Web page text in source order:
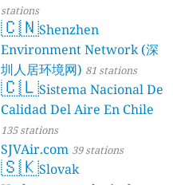
stations
🇨🇳Shenzhen
Environment Network (深
圳人居环境网) 81 stations
🇨🇱Sistema Nacional De
Calidad Del Aire En Chile
135 stations
SJVAir.com 39 stations
🇸🇰Slovak